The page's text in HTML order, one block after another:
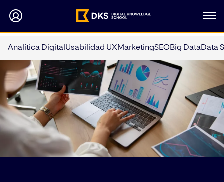
Analítica Digital Usabilidad UXMarketingSEOBig DataData